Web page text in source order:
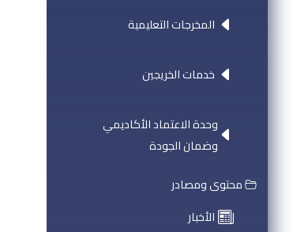
المخرجات التعليمية
خدمات الخريجين
وحدة الاعتماد الأكاديمي
وضمان الجودة
محتوى ومصادر
الأخبار